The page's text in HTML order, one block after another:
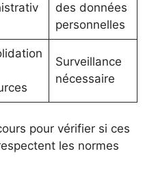
des données
personnelles
Surveillance
nécessaire
pour vérifier si ces
les normes